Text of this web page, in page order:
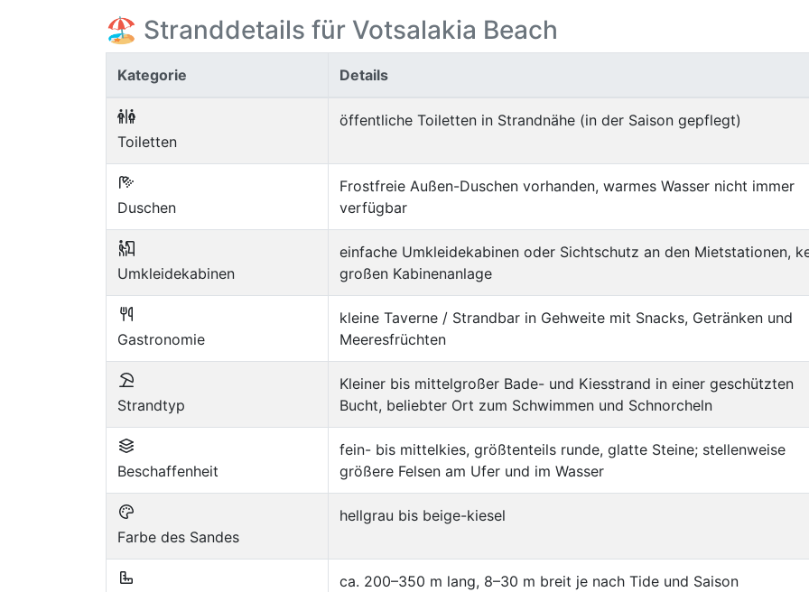
🏖️ Stranddetails für Votsalakia Beach
Kategorie Details
Toiletten
öffentliche Toiletten in Strandnähe (in der Saison gepflegt)
Duschen
Frostfreie Außen-Duschen vorhanden, warmes Wasser nicht immer
verfügbar
Umkleidekabinen
einfache Umkleidekabinen oder Sichtschutz an den Mietstationen,
großen Kabinenanlage
Gastronomie
kleine Taverne / Strandbar in Gehweite mit Snacks, Getränken und
Meeresfrüchten
Strandtyp
Kleiner bis mittelgroßer Bade- und Kiesstrand in einer geschützten
Bucht, beliebter Ort zum Schwimmen und Schnorcheln
Beschaffenheit
fein- bis mittelkies, größtenteils runde, glatte Steine; stellenweise
größere Felsen am Ufer und im Wasser
Farbe des Sandes
hellgrau bis beige-kiesel
ca. 200–350 m lang, 8–30 m breit je nach Tide und Saison